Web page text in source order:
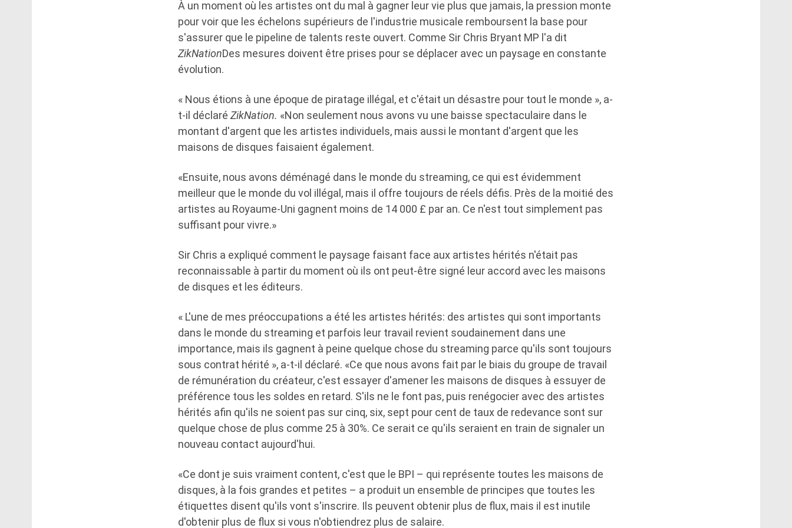
À un moment où les artistes ont du mal à gagner leur vie plus que jamais, la pression monte
pour voir que les échelons supérieurs de l'industrie musicale remboursent la base pour
s'assurer que le pipeline de talents reste ouvert. Comme Sir Chris Bryant MP l'a dit
ZikNationDes mesures doivent être prises pour se déplacer avec un paysage en constante
évolution.
« Nous étions à une époque de piratage illégal, et c'était un désastre pour tout le monde », a-
t-il déclaré ZikNation. «Non seulement nous avons vu une baisse spectaculaire dans le
montant d'argent que les artistes individuels, mais aussi le montant d'argent que les
maisons de disques faisaient également.
«Ensuite, nous avons déménagé dans le monde du streaming, ce qui est évidemment
meilleur que le monde du vol illégal, mais il offre toujours de réels défis. Près de la moitié des
artistes au Royaume-Uni gagnent moins de 14 000 £ par an. Ce n'est tout simplement pas
suffisant pour vivre.»
Sir Chris a expliqué comment le paysage faisant face aux artistes hérités n'était pas
reconnaissable à partir du moment où ils ont peut-être signé leur accord avec les maisons
de disques et les éditeurs.
« L'une de mes préoccupations a été les artistes hérités: des artistes qui sont importants
dans le monde du streaming et parfois leur travail revient soudainement dans une
importance, mais ils gagnent à peine quelque chose du streaming parce qu'ils sont toujours
sous contrat hérité », a-t-il déclaré. «Ce que nous avons fait par le biais du groupe de travail
de rémunération du créateur, c'est essayer d'amener les maisons de disques à essuyer de
préférence tous les soldes en retard. S'ils ne le font pas, puis renégocier avec des artistes
hérités afin qu'ils ne soient pas sur cinq, six, sept pour cent de taux de redevance sont sur
quelque chose de plus comme 25 à 30%. Ce serait ce qu'ils seraient en train de signaler un
nouveau contact aujourd'hui.
«Ce dont je suis vraiment content, c'est que le BPI – qui représente toutes les maisons de
disques, à la fois grandes et petites – a produit un ensemble de principes que toutes les
étiquettes disent qu'ils vont s'inscrire. Ils peuvent obtenir plus de flux, mais il est inutile
d'obtenir plus de flux si vous n'obtiendrez plus de salaire.